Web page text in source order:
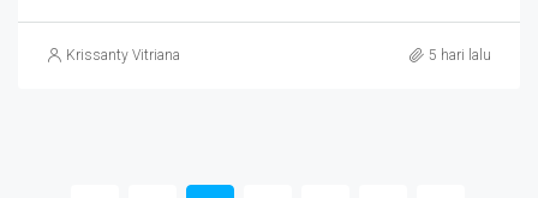
Krissanty Vitriana 5 hari lalu